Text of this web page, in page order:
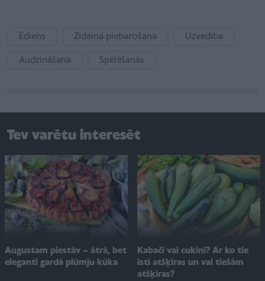
Ēdiens Zīdaiņa piebarošana Uzvedība
Audzināšana Spēlēšanās
Tev varētu interesēt
Augustam piestāv – ātrā, bet
eleganti gardā plūmju kūka
Kabači vai cukini? Ar ko tie
īsti atšķiras un vai tiešām
atšķiras?